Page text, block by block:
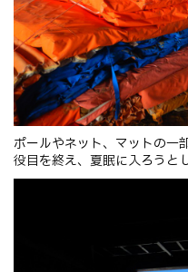
ポールやネット、マットの一
役目を終え、夏眠に入ろうと